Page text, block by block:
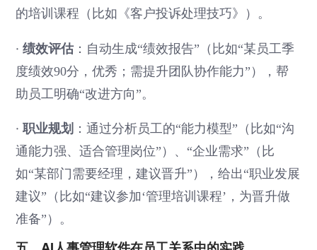
的培训课程（比如《客户投诉处理技巧》）。
·绩效评估：自动生成“绩效报告”（比如“某员工季
度绩效90分，优秀；需提升团队协作能力”），帮
助员工明确“改进方向”。
·职业规划 ：通过分析员工的“能力模型”（比如“沟
通能力强、适合管理岗位”）、“企业需求”（比
如“某部门需要经理，建议晋升”），给出“职业发展
建议”（比如“建议参加‘管理培训课程’，为晋升做
准备”）。